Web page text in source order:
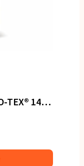
Schoudertas katoen OEKO-TEX® 140g/m² 40x10x35cm